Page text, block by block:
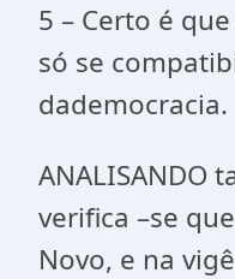
5 – Certo é
só se
dademocracia.
ANALISANDO
verifica –se
Novo, e na